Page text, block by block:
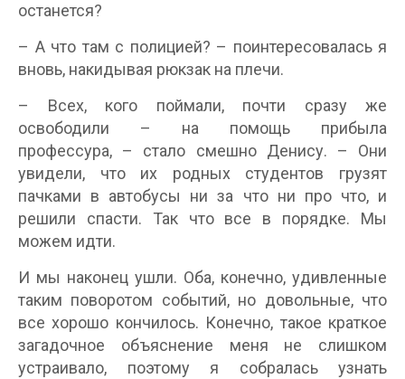
останется?
– А что там с полицией? – поинтересовалась я
вновь, накидывая рюкзак на плечи.
– Всех, кого поймали, почти сразу же
освободили – на помощь прибыла
профессура, – стало смешно Денису. – Они
увидели, что их родных студентов грузят
пачками в автобусы ни за что ни про что, и
решили спасти. Так что все в порядке. Мы
можем идти.
И мы наконец ушли. Оба, конечно, удивленные
таким поворотом событий, но довольные, что
все хорошо кончилось. Конечно, такое краткое
загадочное объяснение меня не слишком
устраивало, поэтому я собралась узнать